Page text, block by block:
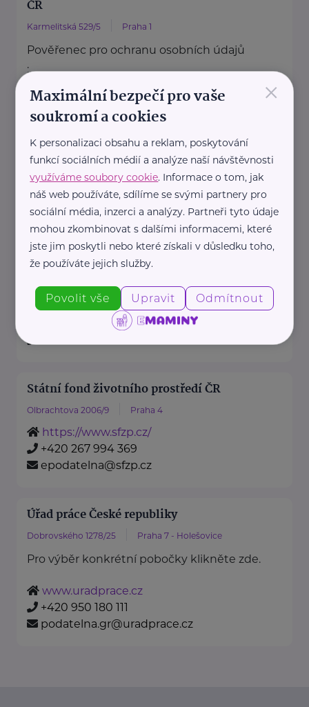
ČR
Karmelitská 529/5 Praha 1
Pověřenec pro ochranu osobních údajů
:
Mgr. Šárka Jílková,
+420 234 811 105, gdpr@msmt.cz
oznamovatelů
: Mgr. ...
https://www.msmt.cz/
+420 234 811 111
posta@msmt.cz
Loretánské náměstí 5 Praha 1 – Hradčany
https://www.mzv.cz/
Státní fond životního prostředí ČR
Olbrachtova 2006/9 Praha 4
https://www.sfzp.cz/
+420 267 994 369
epodatelna@sfzp.cz
Úřad práce České republiky
Dobrovského 1278/25 Praha 7 - Holešovice
Pro výběr konkrétní pobočky klikněte zde.
www.uradprace.cz
+420 950 180 111
podatelna.gr@uradprace.cz
×
Maximální bezpečí pro vaše
soukromí a cookies
K personalizaci obsahu a reklam, poskytování
funkcí sociálních médií a analýze naší návštěvnosti
využíváme soubory cookie. Informace o tom, jak
náš web používáte, sdílíme se svými partnery pro
sociální média, inzerci a analýzy. Partneři tyto údaje
mohou zkombinovat s dalšími informacemi, které
jste jim poskytli nebo které získali v důsledku toho,
že používáte jejich služby.
Povolit vše Upravit Odmítnout